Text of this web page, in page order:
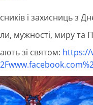
і захисниць з
мужності, миру та
зі святом: https://